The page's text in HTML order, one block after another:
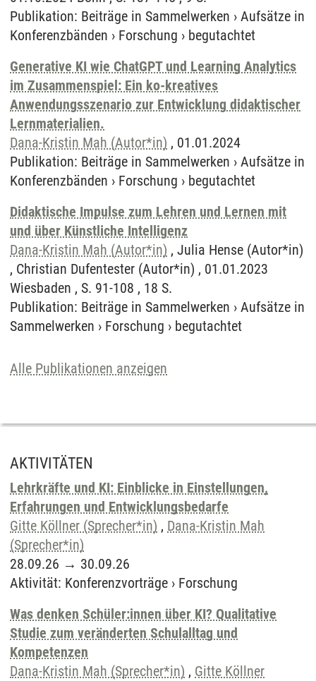
Publikation: Beiträge in Sammelwerken › Aufsätze in
Konferenzbänden › Forschung › begutachtet
Generative KI wie ChatGPT und Learning Analytics
im Zusammenspiel: Ein ko-kreatives
Anwendungsszenario zur Entwicklung didaktischer
Lernmaterialien.
Dana-Kristin Mah (Autor*in) , 01.01.2024
Publikation: Beiträge in Sammelwerken › Aufsätze in
Konferenzbänden › Forschung › begutachtet
Didaktische Impulse zum Lehren und Lernen mit
und über Künstliche Intelligenz
Dana-Kristin Mah (Autor*in) , Julia Hense (Autor*in)
, Christian Dufentester (Autor*in) , 01.01.2023
Wiesbaden , S. 91-108 , 18 S.
Publikation: Beiträge in Sammelwerken › Aufsätze in
Sammelwerken › Forschung › begutachtet
Alle Publikationen anzeigen
AKTIVITÄTEN
Lehrkräfte und KI: Einblicke in Einstellungen,
Erfahrungen und Entwicklungsbedarfe
Gitte Köllner (Sprecher*in) , Dana-Kristin Mah
(Sprecher*in)
28.09.26 → 30.09.26
Aktivität: Konferenzvorträge › Forschung
Was denken Schüler:innen über KI? Qualitative
Studie zum veränderten Schulalltag und
Kompetenzen
Dana-Kristin Mah (Sprecher*in) , Gitte Köllner